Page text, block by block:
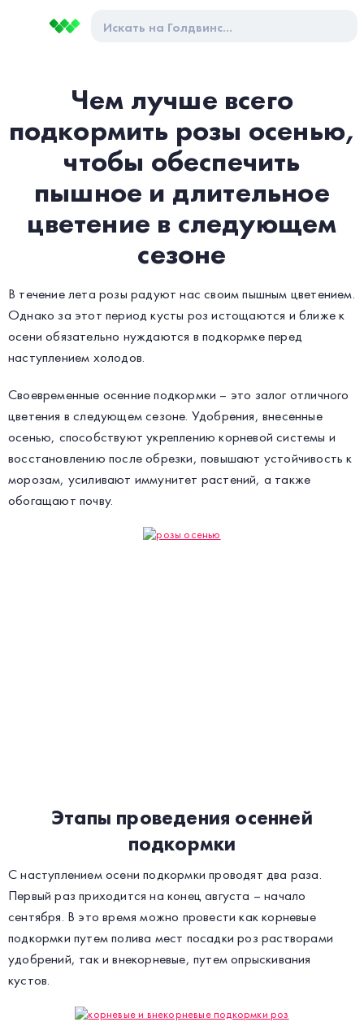
Чем лучше всего
подкормить розы осенью,
чтобы обеспечить
пышное и длительное
цветение в следующем
сезоне
В течение лета розы радуют нас своим пышным цветением.
Однако за этот период кусты роз истощаются и ближе к
осени обязательно нуждаются в подкормке перед
наступлением холодов.
Своевременные осенние подкормки – это залог отличного
цветения в следующем сезоне. Удобрения, внесенные
осенью, способствуют укреплению корневой системы и
восстановлению после обрезки, повышают устойчивость к
морозам, усиливают иммунитет растений, а также
обогащают почву.
Этапы проведения осенней
подкормки
С наступлением осени подкормки проводят два раза.
Первый раз приходится на конец августа – начало
сентября. В это время можно провести как корневые
подкормки путем полива мест посадки роз растворами
удобрений, так и внекорневые, путем опрыскивания
кустов.